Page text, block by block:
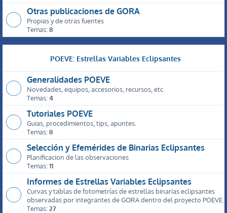
Otras publicaciones de GORA
Propias y de otras fuentes
Temas:8
POEVE: Estrellas Variables Eclipsantes
Generalidades POEVE
Novedades, equipos, accesorios, recursos, etc.
Temas:4
Tutoriales POEVE
Guias, procedimientos, tips, apuntes.
Temas:8
Selección y Efemérides de Binarias Eclipsantes
Planificacion de las observaciones
Temas:11
Informes de Estrellas Variables Eclipsantes
Curvas y tablas de fotometrías de estrellas binarias eclipsantes
observadas por integrantes de GORA dentro del proyecto POEVE.
Temas:27